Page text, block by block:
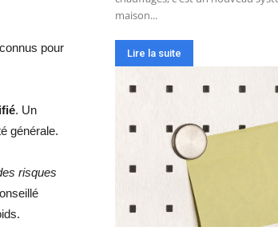
pour
. Un
générale.
risques
maison...
Lire la suite